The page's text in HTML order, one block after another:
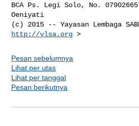
BCA Ps. Legi Solo, No.
Oeniyati
http://ylsa.org
Pesan sebelumnya
Lihat per utas
Lihat per tanggal
Pesan berikutnya